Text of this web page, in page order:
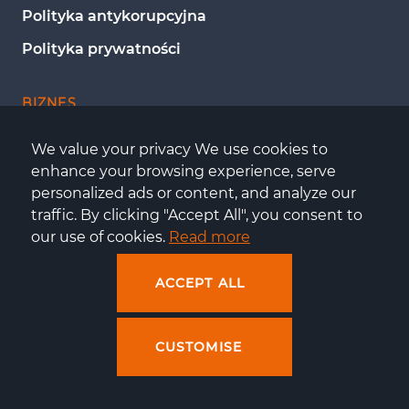
Polityka antykorupcyjna
Polityka prywatności
BIZNES
Disaster Recovery Plan
IT Project Management
Audyt infrastruktury e-commerce
Rozporządzenie DORA – wdrożenie i zgodność
We value your privacy We use cookies to
enhance your browsing experience, serve
personalized ads or content, and analyze our
traffic. By clicking "Accept All", you consent to
our use of cookies. Read more
ACCEPT ALL
CUSTOMISE